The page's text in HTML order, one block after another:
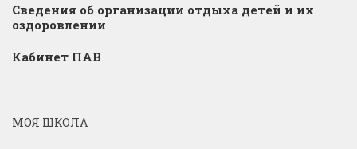
Сведения об организации отдыха детей и их
оздоровлении
Кабинет ПАВ
МОЯ ШКОЛА